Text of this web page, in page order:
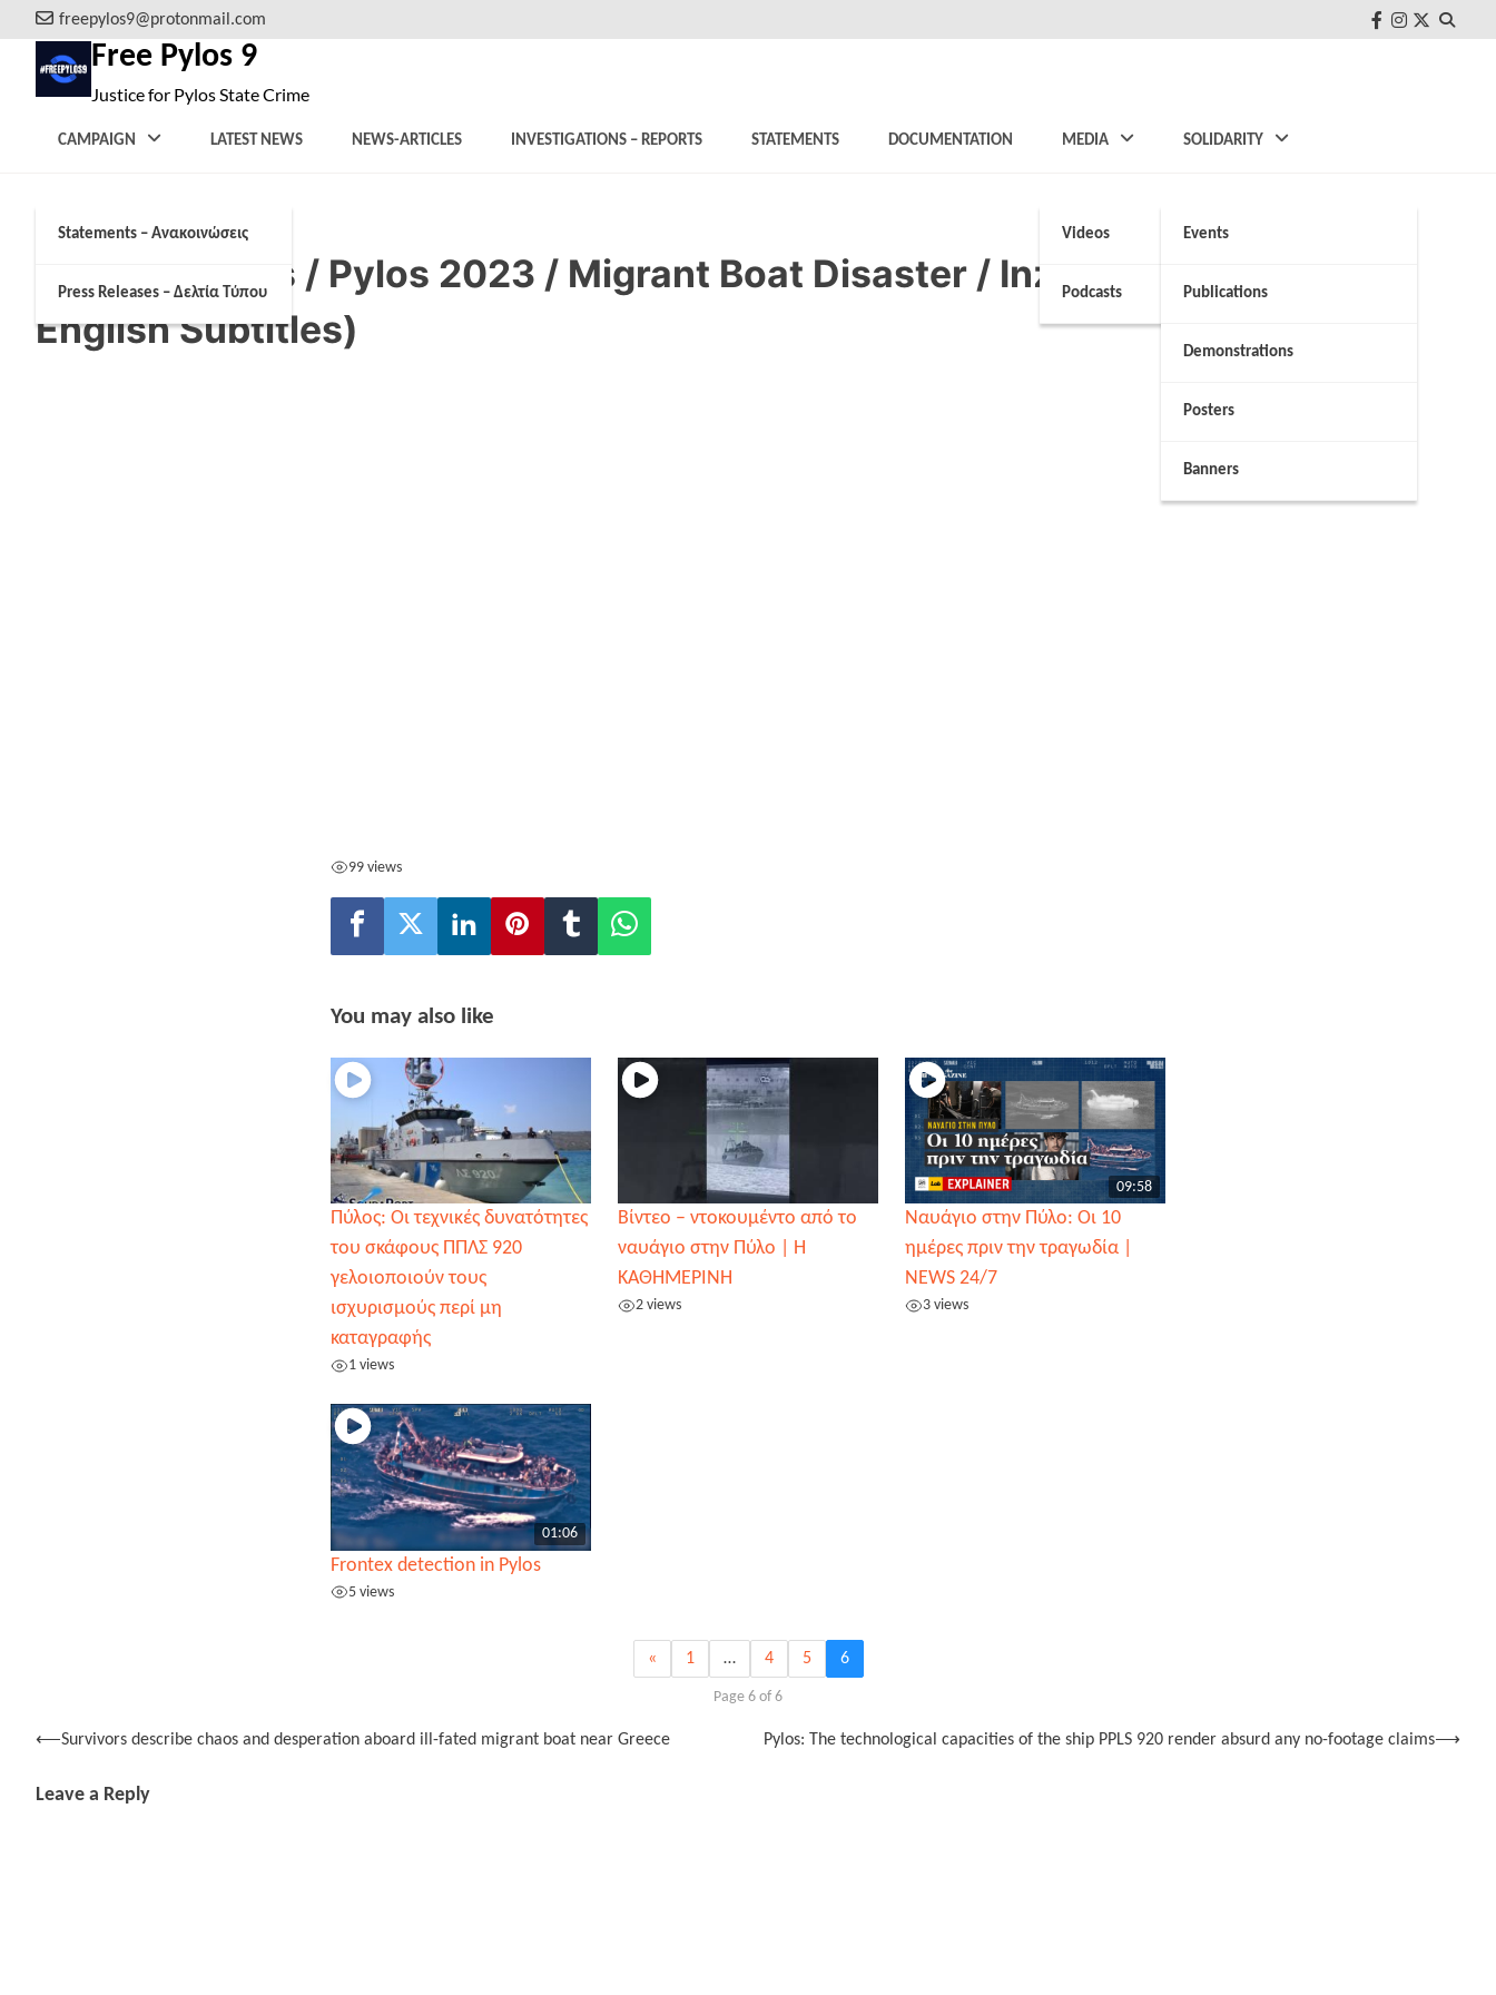
to
content
freepylos9@protonmail.com
FB Instagram
Twitter
Free Pylos 9
Justice for Pylos State Crime
CAMPAIGN
Statements – Ανακοινώσεις
Press Releases – Δελτία Τύπου
LATEST NEWS NEWS-ARTICLES INVESTIGATIONS – REPORTS STATEMENTS DOCUMENTATION MEDIA
Videos
Podcasts
SOLIDARITY
Events
Publications
Demonstrations
Posters
Banners
The Outsiders / Pylos 2023 / Migrant Boat Disaster / Inzimam (Greek and
English Subtitles)
99 views
You may also like
Πύλος: Οι τεχνικές δυνατότητες
του σκάφους ΠΠΛΣ 920
γελοιοποιούν τους
ισχυρισμούς περί μη
καταγραφής
1 views
Βίντεο – ντοκουμέντο από το
ναυάγιο στην Πύλο | Η
ΚΑΘΗΜΕΡΙΝΗ
2 views
09:58
Ναυάγιο στην Πύλο: Οι 10
ημέρες πριν την τραγωδία |
NEWS 24/7
3 views
01:06
Frontex detection in Pylos
5 views
« 1 … 4 5 6
Page 6 of 6
Post
⟵Survivors describe chaos and desperation aboard ill-fated migrant boat near Greece Pylos: The technological capacities of the ship PPLS 920 render absurd any no-footage claims⟶
Leave a Reply